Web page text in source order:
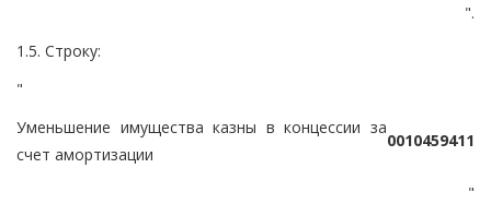
".
1.5. Строку:
"
Уменьшение имущества казны в концессии за
счет амортизации
0010459411
"